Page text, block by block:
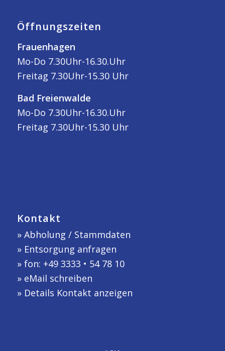
Öffnungszeiten
Frauenhagen
Mo-Do 7.30Uhr-16.30.Uhr
Freitag 7.30Uhr-15.30 Uhr
Bad Freienwalde
Mo-Do 7.30Uhr-16.30.Uhr
Freitag 7.30Uhr-15.30 Uhr
Kontakt
» Abholung / Stammdaten
» Entsorgung anfragen
» fon: +49 3333 • 54 78 10
» eMail schreiben
» Details Kontakt anzeigen